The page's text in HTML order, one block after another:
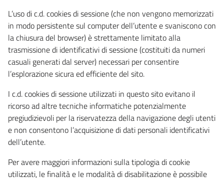
L’uso di c.d. cookies di sessione (che non vengono memorizzati
in modo persistente sul computer dell’utente e svaniscono con
la chiusura del browser) è strettamente limitato alla
trasmissione di identificativi di sessione (costituiti da numeri
casuali generati dal server) necessari per consentire
l’esplorazione sicura ed efficiente del sito.
I c.d. cookies di sessione utilizzati in questo sito evitano il
ricorso ad altre tecniche informatiche potenzialmente
pregiudizievoli per la riservatezza della navigazione degli utenti
e non consentono l’acquisizione di dati personali identificativi
dell’utente.
Per avere maggiori informazioni sulla tipologia di cookie
utilizzati, le finalità e le modalità di disabilitazione è possibile